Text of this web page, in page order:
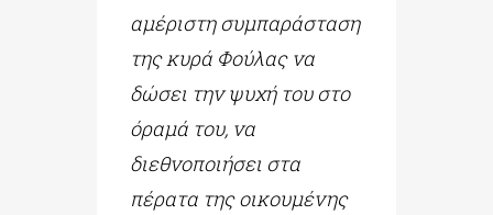
αμέριστη συμπαράσταση
της κυρά Φούλας να
δώσει την ψυχή του στο
όραμά του, να
διεθνοποιήσει στα
πέρατα της οικουμένης